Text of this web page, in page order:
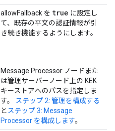
allowFallback を true に設定し
て、既存の平文の認証情報が引
き続き機能するようにします。
Message Processor ノードまた
は管理サーバーノード上の KEK
キーストアへのパスを指定しま
す。
ステップ 2: 管理を構成する
と ステップ 3: Message
Processor を構成します。